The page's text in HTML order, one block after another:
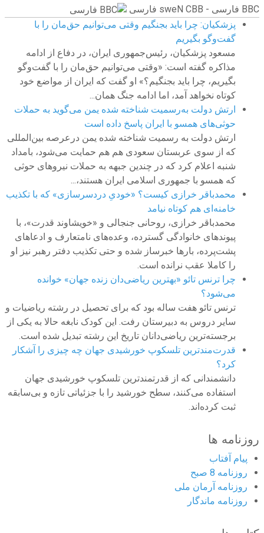
BBC ‮فارسی - BBC News فارسی
پزشکیان: چرا باید بجنگیم وقتی می‌توانیم حق‌مان را با
گفت‌وگو بگیریم
مسعود پزشکیان، رئیس‌جمهوری ایران، در دفاع از ادامه
مذاکره گفته است: «وقتی می‌توانیم حق‌مان را با گفت‌وگو
بگیریم، چرا باید بجنگیم؟» او گفت که ایران از مواضع خود
کوتاه نخواهد آمد، اما ادامه جنگ همان...
ارتش دولت به‌رسمیت شناخته شده یمن می‌گوید به حملات
حوثی‌های همسو با ایران پاسخ داده است
ارتش دولت به رسمیت شناخته شده یمن درعرصه بین‌المللی
که از سوی عربستان سعودی هم هم حمایت می‌شود، بامداد
شنبه اعلام کرد که در چندین جبهه به حملات نیروهای حوثی
که همسو با جمهوری اسلامی ایران هستند،...
محمدباقر خرازی کیست؟ «خودیِ دردسرسازی» که با تکذیب
خامنه‌ای هم کوتاه نیامد
محمدباقر خرازی، روحانی جنجالی و «خویشاوند قدرت»، با
پیوندهای خانوادگی گسترده، وعده‌های نامتعارف و ادعاهای
پشت‌پرده، بارها خبرساز شده و حتی تکذیب دفتر رهبر نیز او
را کاملا عقب نرانده است.
چرا ترنس تائو «بهترین ریاضی‌دان زنده جهان» خوانده
می‌شود؟
ترنس تائو هفت ساله بود که برای تحصیل در رشته ریاضیات و
سایر دروس به دبیرستان رفت. این کودک نابغه حالا به یکی از
برجسته‌ترین ریاضی‌دانان تاریخ این رشته تبدیل شده است.
قدرت‌مندترین تلسکوپ خورشیدی جهان چه چیزی را آشکار
کرد؟
دانشمندانی که از قدرتمندترین تلسکوپ خورشیدی جهان
استفاده می‌کنند، سطح خورشید را با جزئیاتی تازه و بی‌سابقه
ثبت کرده‌اند.
روزنامه ها
پیام آفتاب
روزنامه 8 صبح
روزنامه آرمان ملى
روزنامه ماندگار